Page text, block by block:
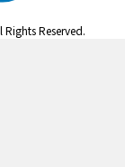
Reserved.